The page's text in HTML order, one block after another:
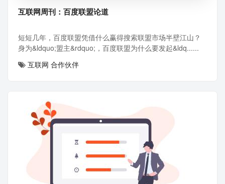
互联网周刊：百度联盟论道
短短几年，百度联盟凭借什么赢得搜索联盟市场半壁江山？
身为&ldquo;盟主&rdquo;，百度联盟为什么要发起&ldq......
互联网 合作伙伴